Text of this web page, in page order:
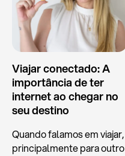
Viajar conectado: A
importância de ter
internet ao chegar no
seu destino
Quando falamos em viajar,
principalmente para outro